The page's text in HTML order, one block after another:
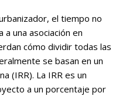
el tiempo no
a una asociación en
cómo dividir todas las
se basan en un
(IRR). La IRR es un
a un porcentaje por